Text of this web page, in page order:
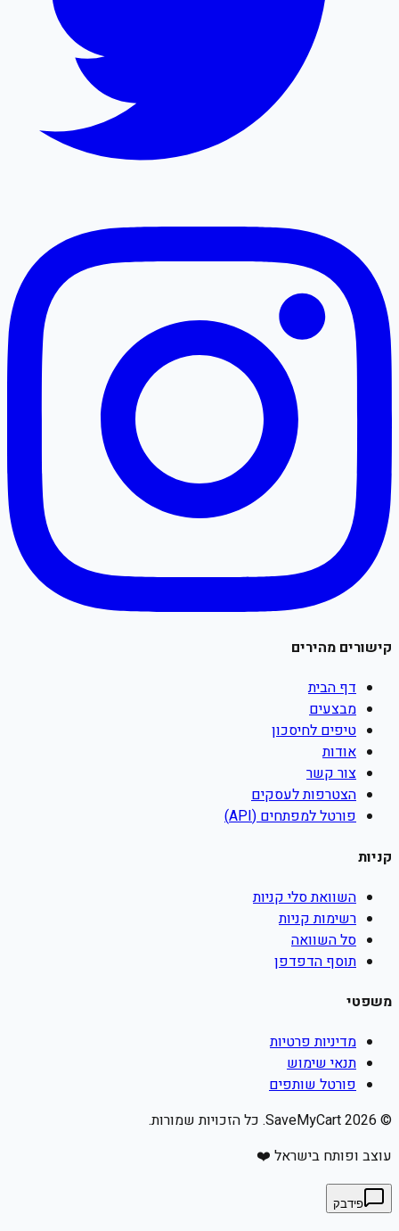
קישורים מהירים
דף הבית
מבצעים
טיפים לחיסכון
אודות
צור קשר
הצטרפות לעסקים
פורטל למפתחים (API)
קניות
השוואת סלי קניות
רשימות קניות
סל השוואה
תוסף הדפדפן
משפטי
מדיניות פרטיות
תנאי שימוש
פורטל שותפים
©
2026
עוצב ופותח בישראל ❤️
פידבק